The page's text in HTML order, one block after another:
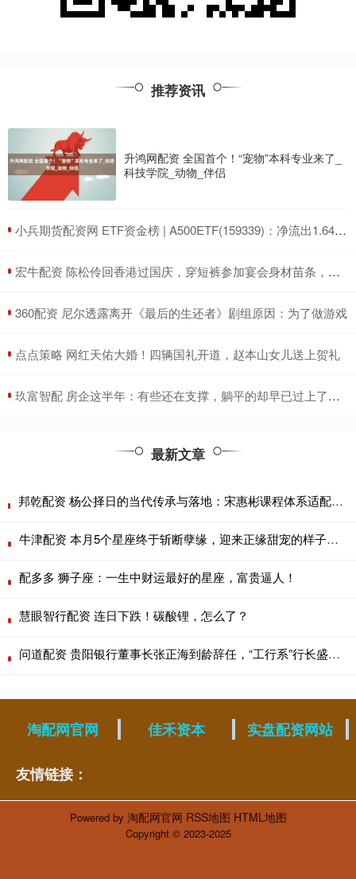
推荐资讯
升鸿网配资 全国首个！“宠物”本科专业来了_
科技学院_动物_伴侣
​小兵期货配资网 ETF资金榜 | A500ETF(159339)：净流出1.64亿元，居可比基金前三-20250711
​宏牛配资 陈松伶回香港过国庆，穿短裤参加宴会身材苗条，小9岁丈夫好健硕
​360配资 尼尔透露离开《最后的生还者》剧组原因：为了做游戏
​点点策略 网红天佑大婚！四辆国礼开道，赵本山女儿送上贺礼
​玖富智配 房企这半年：有些还在支撑，躺平的却早已过上了好日子
最新文章
邦乾配资 杨公择日的当代传承与落地：宋惠彬课程体系适配上海商业场景
牛津配资 本月5个星座终于斩断孽缘，迎来正缘甜宠的样子太甜了！
配多多 狮子座：一生中财运最好的星座，富贵逼人！
慧眼智行配资 连日下跌！碳酸锂，怎么了？
问道配资 贵阳银行董事长张正海到龄辞任，“工行系”行长盛军代为履职
淘配网官网 佳禾资本 实盘配资网站
友情链接：
Powered by 淘配网官网 RSS地图 HTML地图
Copyright © 2023-2025